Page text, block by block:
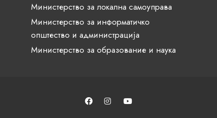
Министерство за локална самоуправа
Министерство за информатичко
општество и администрација
Министерство за образование и наука